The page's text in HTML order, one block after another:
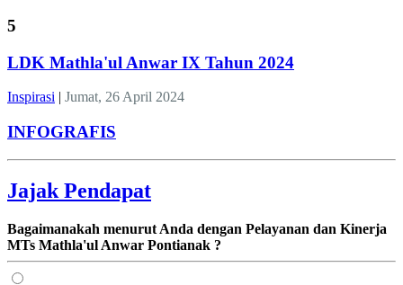
5
LDK Mathla'ul Anwar IX Tahun 2024
Inspirasi | Jumat, 26 April 2024
INFOGRAFIS
Jajak Pendapat
Bagaimanakah menurut Anda dengan Pelayanan dan Kinerja
MTs Mathla'ul Anwar Pontianak ?